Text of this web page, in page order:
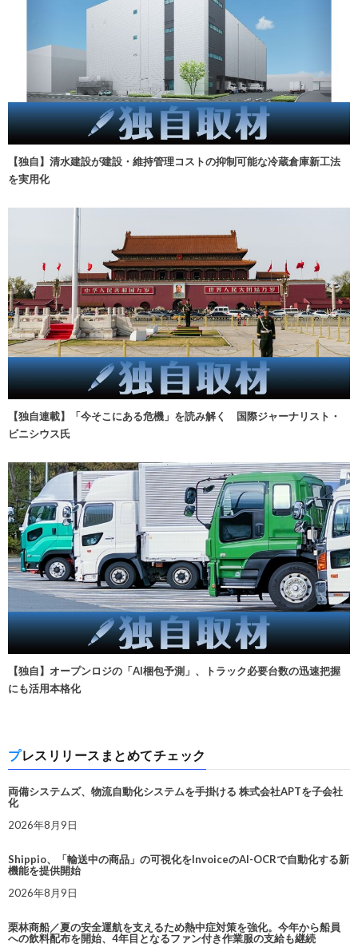
【独自】清水建設が建設・維持管理コストの抑制可能な冷蔵倉庫新工法
を実用化
【独自連載】「今そこにある危機」を読み解く 国際ジャーナリスト・
ビニシウス氏
【独自】オープンロジの「AI梱包予測」、トラック必要台数の迅速把握
にも活用本格化
プレスリリースまとめてチェック
両備システムズ、物流自動化システムを手掛ける 株式会社APTを子会社
化
2026年8月9日
Shippio、「輸送中の商品」の可視化をInvoiceのAI-OCRで自動化する新
機能を提供開始
2026年8月9日
栗林商船／夏の安全運航を支えるため熱中症対策を強化。今年から船員
への飲料配布を開始、4年目となるファン付き作業服の支給も継続